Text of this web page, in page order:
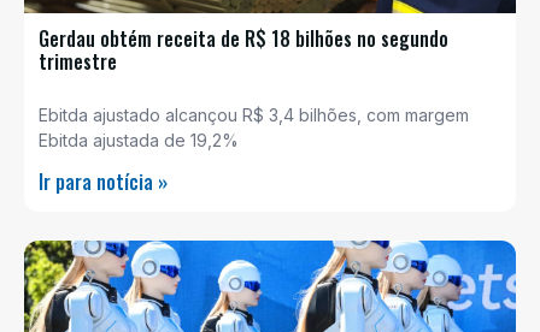
Gerdau obtém receita de R$ 18 bilhões no segundo
trimestre
Ebitda ajustado alcançou R$ 3,4 bilhões, com margem
Ebitda ajustada de 19,2%
Ir para notícia »